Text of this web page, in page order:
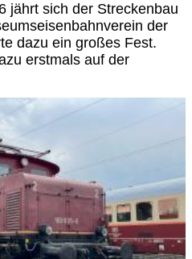
jährt sich der Streckenbau
der
dazu ein großes Fest.
erstmals auf der